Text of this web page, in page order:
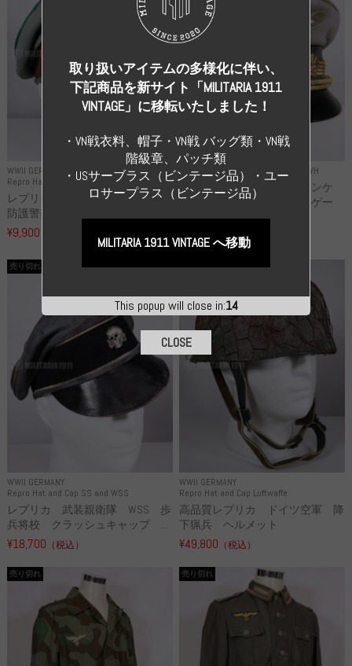
WWII GERMANY
Repro Hat and Cap Police and other
レプリカ ドイツ秩序警察 都市
防護警察 クラッシュキャップ...
¥9,900
WWII GERMANY Repro Uniforms WH
レプリカ ミヒャエル・ヤンケ
製 国家元帥 ヘルマン・ゲー
リ...
¥55,000 （税込）
WWII GERMANY
Repro Hat and Cap SS and WSS
売り切れ
レプリカ 武装親衛隊 WSS 歩
兵将校 クラッシュキャップ ...
¥18,700 （税込）
WWII GERMANY
Repro Hat and Cap Luftwaffe
売り切れ
高品質レプリカ ドイツ空軍 降
下猟兵 ヘルメット
¥49,800 （税込）
売り切れ 売り切れ
This popup will close in:13
取り扱いアイテムの多様化に伴い、
下記商品を新サイト「MILITARIA 1911
VINTAGE」に移転いたしました！
・VN戦衣料、帽子・VN戦 バッグ類・VN戦
階級章、パッチ類
・USサーブラス（ビンテージ品）・ユー
ロサープラス（ビンテージ品）
MILITARIA 1911 VINTAGE へ移動
CLOSE